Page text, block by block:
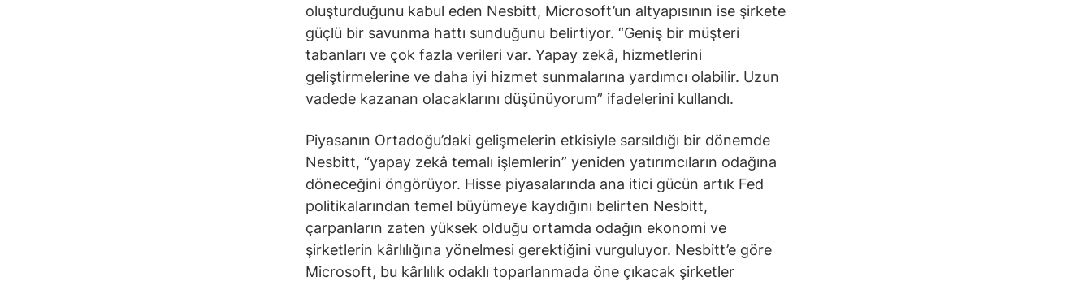
oluşturduğunu kabul eden Nesbitt, Microsoft’un altyapısının ise şirkete
güçlü bir savunma hattı sunduğunu belirtiyor. “Geniş bir müşteri
tabanları ve çok fazla verileri var. Yapay zekâ, hizmetlerini
geliştirmelerine ve daha iyi hizmet sunmalarına yardımcı olabilir. Uzun
vadede kazanan olacaklarını düşünüyorum” ifadelerini kullandı.
Piyasanın Ortadoğu’daki gelişmelerin etkisiyle sarsıldığı bir dönemde
Nesbitt, “yapay zekâ temalı işlemlerin” yeniden yatırımcıların odağına
döneceğini öngörüyor. Hisse piyasalarında ana itici gücün artık Fed
politikalarından temel büyümeye kaydığını belirten Nesbitt,
çarpanların zaten yüksek olduğu ortamda odağın ekonomi ve
şirketlerin kârlılığına yönelmesi gerektiğini vurguluyor. Nesbitt’e göre
Microsoft, bu kârlılık odaklı toparlanmada öne çıkacak şirketler